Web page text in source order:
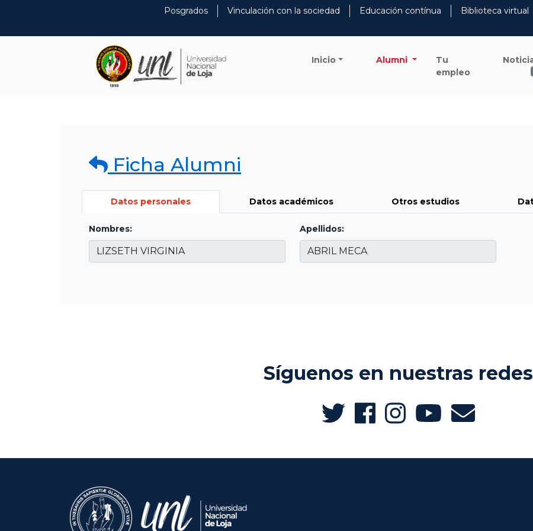
Posgrados Vinculación con la sociedad Educación contínua
Biblioteca virtual
Inicio Alumni
Tu
empleo
Ficha Alumni
Datos personales Datos académicos Otros estudios
Nombres: Apellidos:
Síguenos en nuestras redes